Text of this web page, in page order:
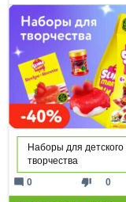
Наборы для детского
творчества
thumb_down 0
mode_comment 0